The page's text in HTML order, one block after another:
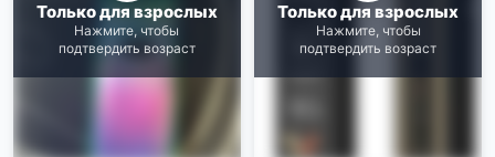
Только для взрослых
Нажмите, чтобы
подтвердить возраст
Только для взрослых
Нажмите, чтобы
подтвердить возраст